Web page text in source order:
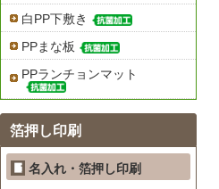
白PP下敷き
PPまな板
PPランチョンマット
箔押し印刷
名入れ・箔押し印刷